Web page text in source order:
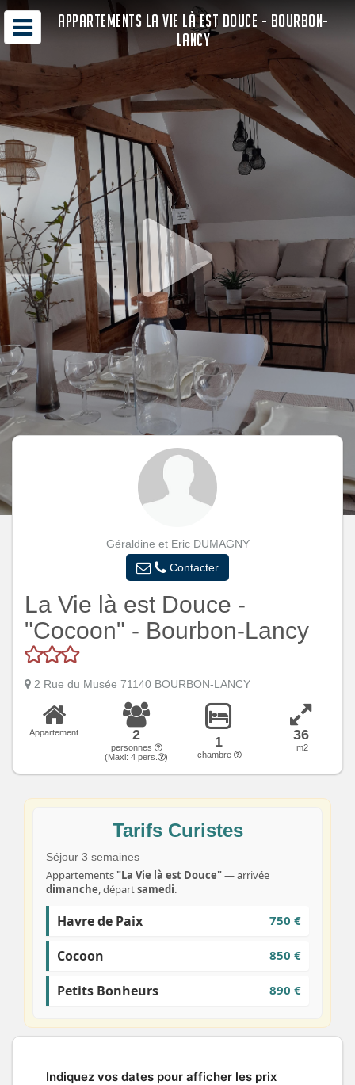
APPARTEMENTS LA VIE LÀ EST DOUCE - BOURBON-
LANCY
Géraldine et Eric DUMAGNY
Contacter
La Vie là est Douce -
"Cocoon" - Bourbon-Lancy
2 Rue du Musée 71140 BOURBON-LANCY
Appartement 2
personnes
(Maxi: 4 pers. )
1
chambre
36
m2
Tarifs Curistes
Séjour 3 semaines
Appartements "La Vie là est Douce"— arrivée
dimanche , départsamedi.
Havre de Paix 750 €
Cocoon 850 €
Petits Bonheurs 890 €
Indiquez vos dates pour afficher les prix